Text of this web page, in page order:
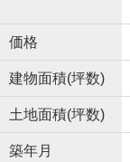
価格
建物面積(坪数)
土地面積(坪数)
築年月